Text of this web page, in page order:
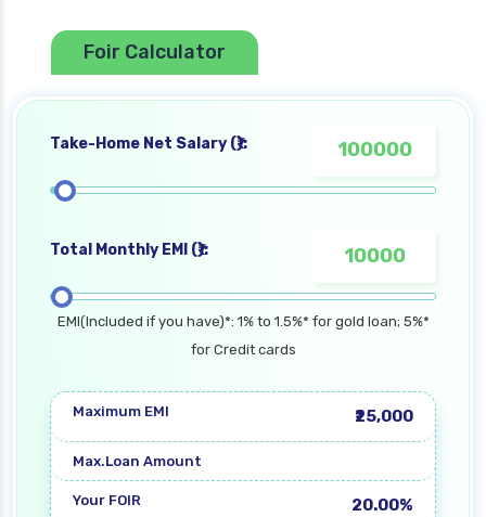
Foir Calculator
Take-Home Net Salary (₹):
Total Monthly EMI (₹):
EMI(Included if you have)*: 1% to 1.5%* for gold loan; 5%*
for Credit cards
Maximum EMI ₹25,000
Max.Loan Amount
Your FOIR 20.00%